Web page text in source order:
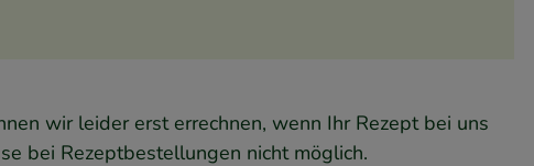
wir leider erst errechnen, wenn Ihr Rezept bei uns
bei Rezeptbestellungen nicht möglich.